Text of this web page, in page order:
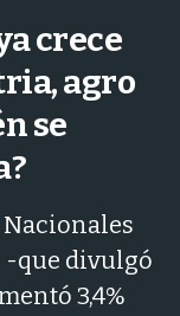
crece
agro
se
Nacionales
-que divulgó
3,4%